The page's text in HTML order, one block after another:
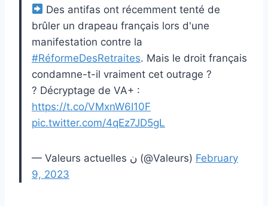
Des antifas ont récemment tenté de
brûler un drapeau français lors d'une
manifestation contre la
#RéformeDesRetraites. Mais le droit français
condamne-t-il vraiment cet outrage ?
? Décryptage de VA+ :
https://t.co/VMxnW6I10F
pic.twitter.com/4qEz7JD5gL
— Valeurs actuelles ن (@Valeurs) February
9, 2023